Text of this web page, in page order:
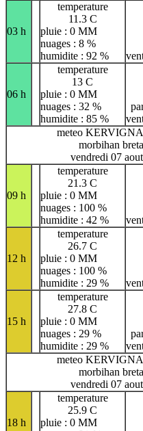
03 h
temperature
11.3 C
pluie : 0 MM
nuages : 8 %
humidite : 92 %
06 h
temperature
13 C
pluie : 0 MM
nuages : 32 %
humidite : 85 %
meteo
morbihan
vendredi 07
09 h
temperature
21.3 C
pluie : 0 MM
nuages : 100 %
humidite : 42 %
12 h
temperature
26.7 C
pluie : 0 MM
nuages : 100 %
humidite : 29 %
15 h
temperature
27.8 C
pluie : 0 MM
nuages : 29 %
humidite : 29 %
meteo
morbihan
vendredi 07
18 h
temperature
25.9 C
pluie : 0 MM